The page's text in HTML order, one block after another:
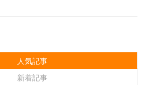
人気記事
新着記事